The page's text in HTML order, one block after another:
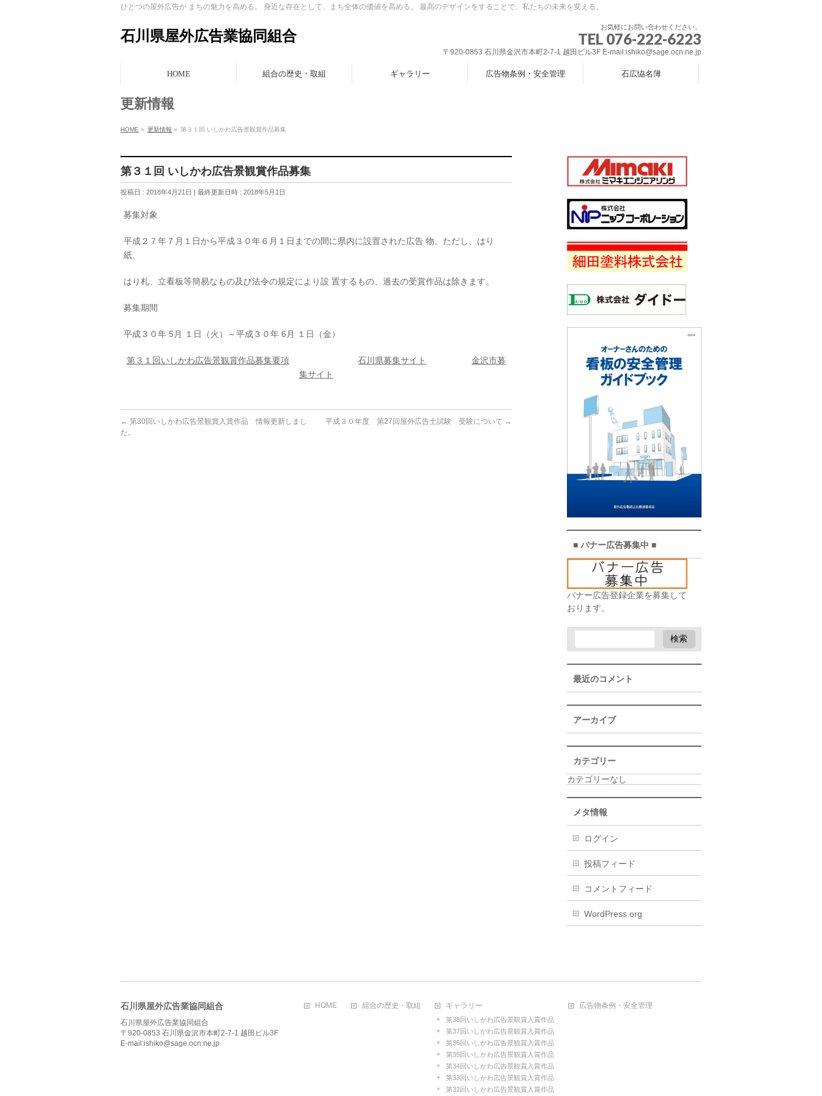
ひとつの屋外広告が まちの魅力を高める。 身近な存在として、まち全体の価値を高める。 最高のデザインをすることで、私たちの未来を変える。
石川県屋外広告業協同組合
お気軽にお問い合わせください。
TEL 076-222-6223
〒920-0853 石川県金沢市本町2-7-1 越田ビル3F E-mail:ishiko@sage.ocn.ne.jp
HOME 組合の歴史・取組 ギャラリー 広告物条例・安全管理 石広恊名簿
更新情報
HOME » 更新情報 » 第３１回 いしかわ広告景観賞作品募集
第３１回 いしかわ広告景観賞作品募集
投稿日 : 2018年4月21日 最終更新日時 : 2018年5月1日
募集対象
平成２７年７月１日から平成３０年６月１日までの間に県内に設置された広告 物。ただし、はり
紙、
はり札、立看板等簡易なもの及び法令の規定により設 置するもの、過去の受賞作品は除きます。
募集期間
平成３０年 5月 １日（火）～平成３０年 6月 １日（金）
第３１回いしかわ広告景観賞作品募集要項 石川県募集サイト
金沢市募
集サイト
← 第30回いしかわ広告景観賞入賞作品 情報更新しまし
た。
平成３０年度 第27回屋外広告士試験 受験について →
■ バナー広告募集中 ■
バナー広告登録企業を募集して
おります。
最近のコメント
アーカイブ
カテゴリー
カテゴリーなし
メタ情報
ログイン
投稿フィード
コメントフィード
WordPress.org
石川県屋外広告業協同組合
石川県屋外広告業協同組合
〒920-0853 石川県金沢市本町2-7-1 越田ビル3F
E-mail:ishiko@sage.ocn.ne.jp
HOME 組合の歴史・取組 ギャラリー
第38回いしかわ広告景観賞入賞作品
第37回いしかわ広告景観賞入賞作品
第36回いしかわ広告景観賞入賞作品
第35回いしかわ広告景観賞入賞作品
第34回いしかわ広告景観賞入賞作品
第33回いしかわ広告景観賞入賞作品
第32回いしかわ広告景観賞入賞作品
広告物条例・安全管理